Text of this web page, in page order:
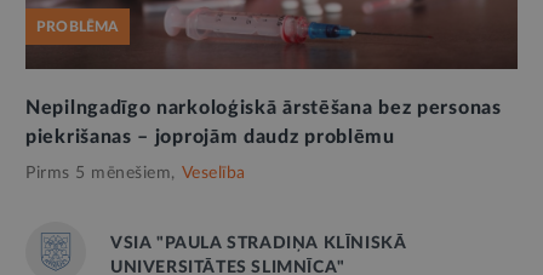
PROBLĒMA
Nepilngadīgo narkoloģiskā ārstēšana bez personas
piekrišanas – joprojām daudz problēmu
Pirms 5 mēnešiem, Veselība
VSIA "PAULA STRADIŅA KLĪNISKĀ
UNIVERSITĀTES SLIMNĪCA"